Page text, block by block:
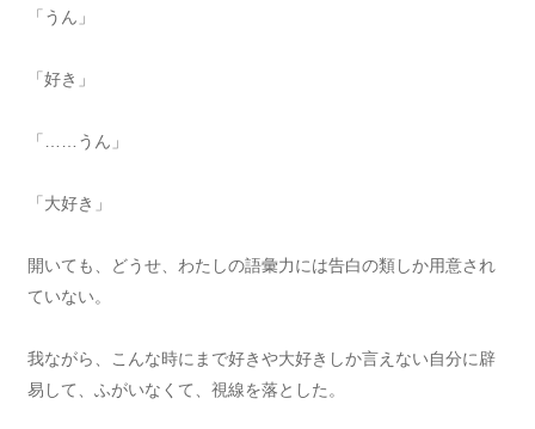
「うん」
「好き」
「……うん」
「大好き」
開いても、どうせ、わたしの語彙力には告白の類しか用意され
ていない。
我ながら、こんな時にまで好きや大好きしか言えない自分に辟
易して、ふがいなくて、視線を落とした。